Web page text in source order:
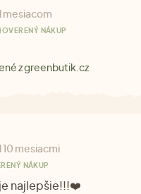
mesiacom
OVERENÝ NÁKUP
z greenbutik.cz
10 mesiacmi
NÁKUP
najlepšie!!!❤️